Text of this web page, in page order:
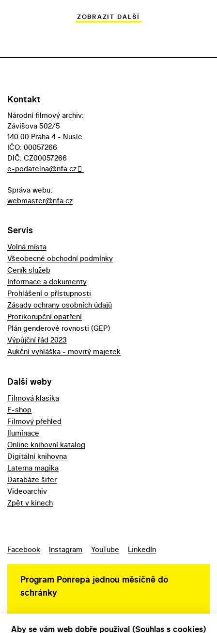
ZOBRAZIT DALŠÍ
Kontakt
Národní filmový archiv:
Závišova 502/5
140 00 Praha 4 - Nusle
IČO: 00057266
DIČ: CZ00057266
e-podatelna@nfa.cz
Správa webu:
webmaster@nfa.cz
Servis
Volná místa
Všeobecné obchodní podmínky
Ceník služeb
Informace a dokumenty
Prohlášení o přístupnosti
Zásady ochrany osobních údajů
Protikorupční opatření
Plán genderové rovnosti (GEP)
Výpůjční řád 2023
Aukční vyhláška - movitý majetek
Další weby
Filmová klasika
E-shop
Filmový přehled
Iluminace
Online knihovní katalog
Digitální knihovna
Laterna magika
Databáze šifer
Videoarchiv
Zpět v kinech
Facebook Instagram YouTube LinkedIn
Program Ponrepa jednou měsíčně do
schránky
Aby se vám web dobře používal (Souhlas s cookies)